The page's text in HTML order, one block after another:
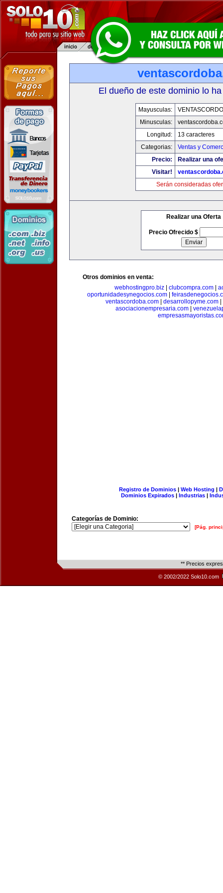
El dueño de este dominio lo
Mayusculas:
Minusculas:
Longitud:
13 caracteres
Categorias:
Ventas y
Precio:
Realizar una
Visitar!
Serán consideradas
Realizar una Oferta
Precio Ofrecido $
Otros dominios en venta:
webhostingpro.biz| clubcompra.com|
oportunidadesynegocios.com|
ventascordoba.com| desarrollopyme.com|
asociacionempresaria.com
Registro de Dominios| Web Hosting |
Dominios Expirados | Industrias |
Categorías de Dominio:
[Pág.
** Precios
© 2002/2022 Solo10.com